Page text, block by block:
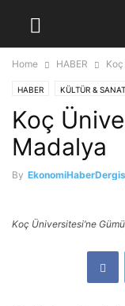
Home HABER
HABER KÜLTÜR & SANAT
Koç
Madalya
By
Koç Üniversitesi’ne